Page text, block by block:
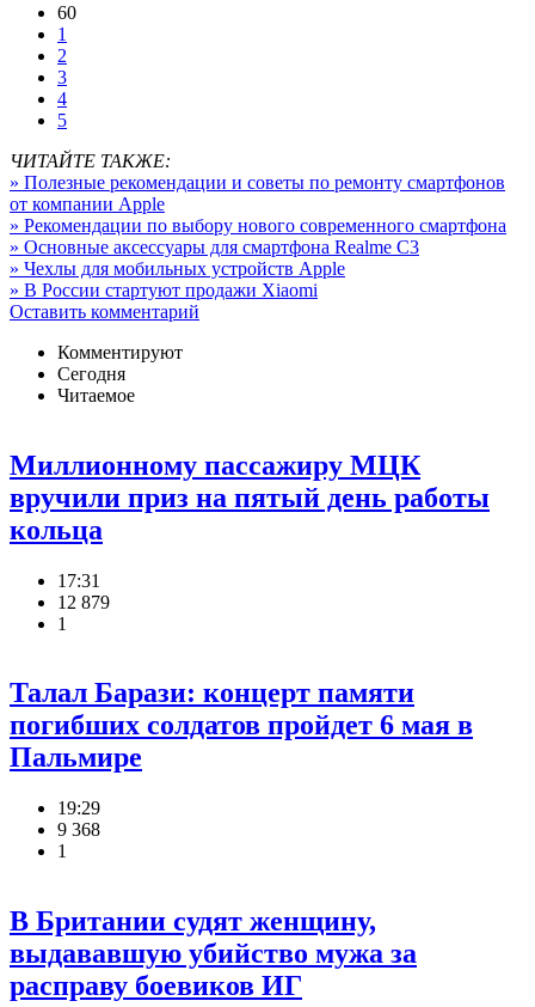
60
1
2
3
4
5
ЧИТАЙТЕ ТАКЖЕ:
» Полезные рекомендации и советы по ремонту смартфонов
от компании Apple
» Рекомендации по выбору нового современного смартфона
» Основные аксессуары для смартфона Realme C3
» Чехлы для мобильных устройств Apple
» В России стартуют продажи Xiaomi
Оставить комментарий
Комментируют
Сегодня
Читаемое
Миллионному пассажиру МЦК
вручили приз на пятый день работы
кольца
17:31
12 879
1
Талал Барази: концерт памяти
погибших солдатов пройдет 6 мая в
Пальмире
19:29
9 368
1
В Британии судят женщину,
выдававшую убийство мужа за
расправу боевиков ИГ